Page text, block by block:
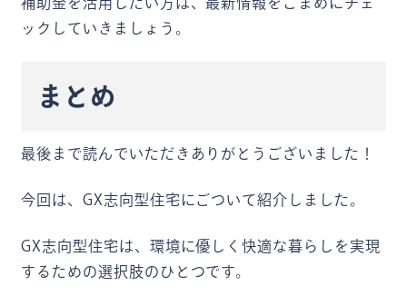
補助金を活用したい方は、最新情報をこまめにチェ
ックしていきましょう。
まとめ
最後まで読んでいただきありがとうございました！
今回は、GX志向型住宅にごついて紹介しました。
GX志向型住宅は、環境に優しく快適な暮らしを実現
するための選択肢のひとつです。